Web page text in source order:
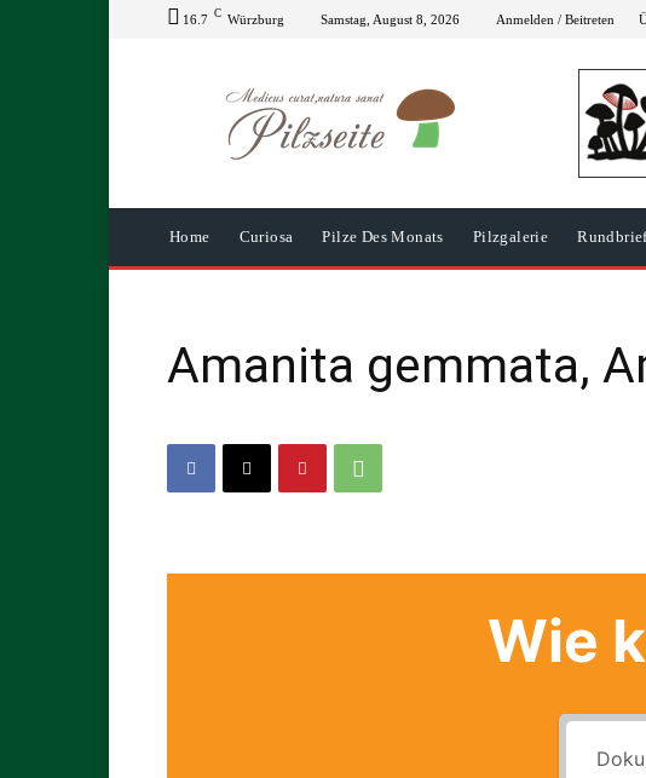
16.7 C Würzburg Samstag, August 8, 2026 Anmelden / Beitreten
Home Curiosa Pilze Des Monats Pilzgalerie
Amanita gemmata,
Wie